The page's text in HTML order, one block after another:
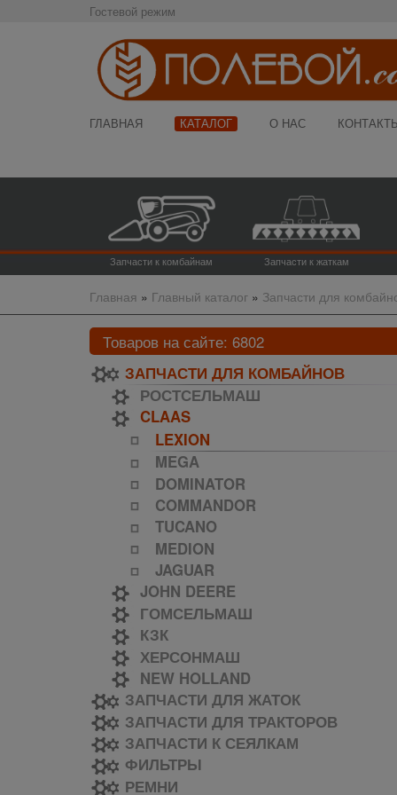
Гостевой режим
ГЛАВНАЯ КАТАЛОГ О НАС
Запчасти к комбайнам Запчасти к жаткам
Главная » Главный каталог» Запчасти для
Товаров на сайте: 6802
ЗАПЧАСТИ ДЛЯ КОМБАЙНОВ
РОСТСЕЛЬМАШ
CLAAS
LEXION
MEGA
DOMINATOR
COMMANDOR
TUCANO
MEDION
JAGUAR
JOHN DEERE
ГОМСЕЛЬМАШ
КЗК
ХЕРСОНМАШ
NEW HOLLAND
ЗАПЧАСТИ ДЛЯ ЖАТОК
ЗАПЧАСТИ ДЛЯ ТРАКТОРОВ
ЗАПЧАСТИ К СЕЯЛКАМ
ФИЛЬТРЫ
РЕМНИ